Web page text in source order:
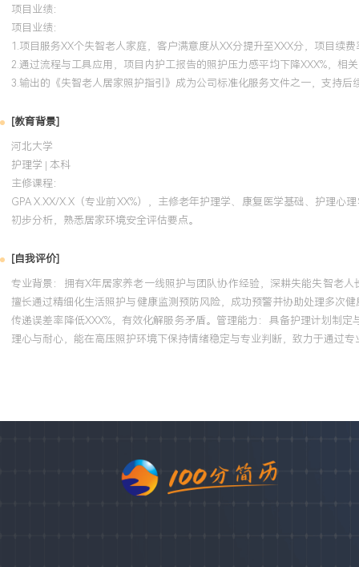
项目业绩：
项目业绩：
1.项目服务XX个失智老人家庭，客户满意度从XX分提升至XXX分，项目续费
2.通过流程与工具应用，项目内护工报告的照护压力感平均下降XXX%，相
3.输出的《失智老人居家照护指引》成为公司标准化服务文件之一，支持后
[教育背景]
河北大学
护理学 | 本科
主修课程：
GPA X.XX/X.X（专业前XX%），主修老年护理学、康复医学基础、护理
初步分析，熟悉居家环境安全评估要点。
[自我评价]
专业背景：拥有X年居家养老一线照护与团队协作经验，深耕失能失智老
擅长通过精细化生活照护与健康监测预防风险，成功预警并协助处理多次
传递误差率降低XXX%，有效化解服务矛盾。管理能力：具备护理计划制
理心与耐心，能在高压照护环境下保持情绪稳定与专业判断，致力于通过